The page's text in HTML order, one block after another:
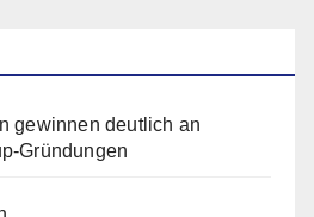
gewinnen deutlich an
Gründungen